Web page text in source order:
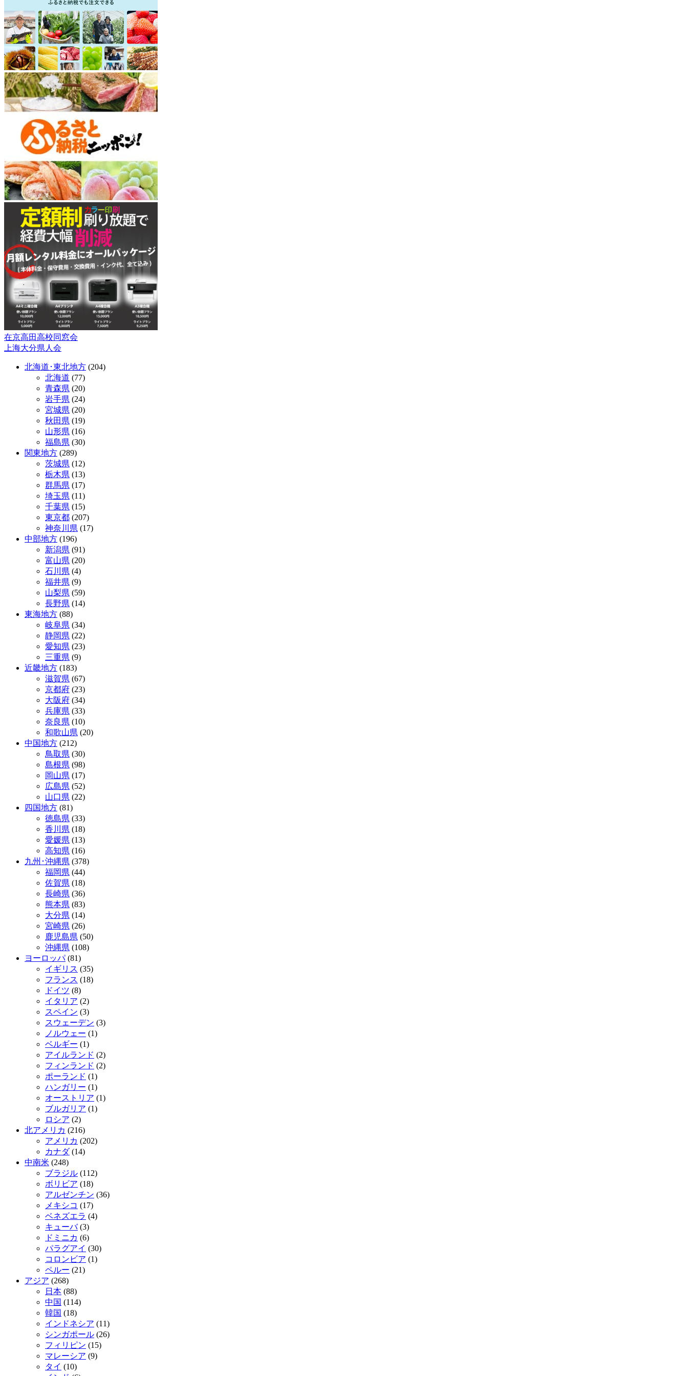
投
稿
在京高田高校同窓会
上海大分県人会
北海道･東北地方 (204)
北海道 (77)
青森県 (20)
岩手県 (24)
宮城県 (20)
秋田県 (19)
山形県 (16)
福島県 (30)
関東地方 (289)
茨城県 (12)
栃木県 (13)
群馬県 (17)
埼玉県 (11)
千葉県 (15)
東京都 (207)
神奈川県 (17)
中部地方 (196)
新潟県 (91)
富山県 (20)
石川県 (4)
福井県 (9)
山梨県 (59)
長野県 (14)
東海地方 (88)
岐阜県 (34)
静岡県 (22)
愛知県 (23)
三重県 (9)
近畿地方 (183)
滋賀県 (67)
京都府 (23)
大阪府 (34)
兵庫県 (33)
奈良県 (10)
和歌山県 (20)
中国地方 (212)
鳥取県 (30)
島根県 (98)
岡山県 (17)
広島県 (52)
山口県 (22)
四国地方 (81)
徳島県 (33)
香川県 (18)
愛媛県 (13)
高知県 (16)
九州･沖縄県 (378)
福岡県 (44)
佐賀県 (18)
長崎県 (36)
熊本県 (83)
大分県 (14)
宮崎県 (26)
鹿児島県 (50)
沖縄県 (108)
ヨーロッパ(81)
イギリス (35)
フランス (18)
ドイツ (8)
イタリア (2)
スペイン (3)
スウェーデン (3)
ノルウェー (1)
ベルギー (1)
アイルランド (2)
フィンランド (2)
ポーランド (1)
ハンガリー (1)
オーストリア (1)
ブルガリア (1)
ロシア (2)
北アメリカ (216)
アメリカ (202)
カナダ(14)
中南米 (248)
ブラジル (112)
ボリビア (18)
アルゼンチン (36)
メキシコ (17)
ベネズエラ (4)
キューバ(3)
ドミニカ (6)
パラグアイ (30)
コロンビア (1)
ペルー (21)
アジア (268)
日本 (88)
中国 (114)
韓国 (18)
インドネシア (11)
シンガポール (26)
フィリピン (15)
マレーシア (9)
タイ (10)